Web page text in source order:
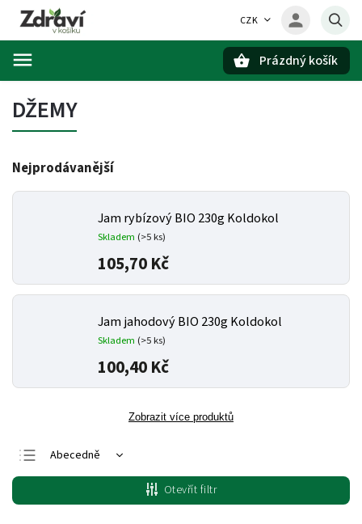
CZK
Prázdný košík
DŽEMY
Nejprodávanější
Jam rybízový BIO 230g Koldokol
Skladem (>5 ks)
105,70 Kč
Jam jahodový BIO 230g Koldokol
Skladem (>5 ks)
100,40 Kč
Zobrazit více produktů
Abecedně
Nejlevnější
Nejdražší
Otevřít filtr